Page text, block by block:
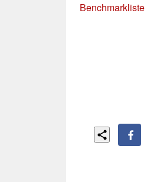
Benchmarkliste